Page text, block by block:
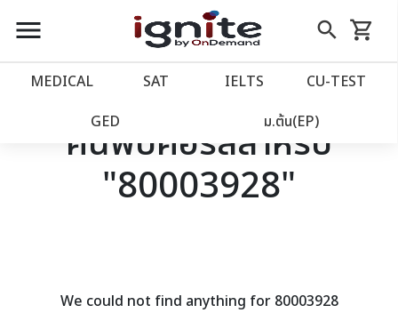
close
account_balance หน้าแรก
เว็บไซต์อิกไนท์
โปรโมชั่น
menu search
Skip
to
shopping_cart
รถเข็น
MEDICAL SAT IELTS CU‑TEST
GED ม.ต้น(EP)
ค้นพบคอร์สสำหรับ
"80003928"
We could not find anything for 80003928